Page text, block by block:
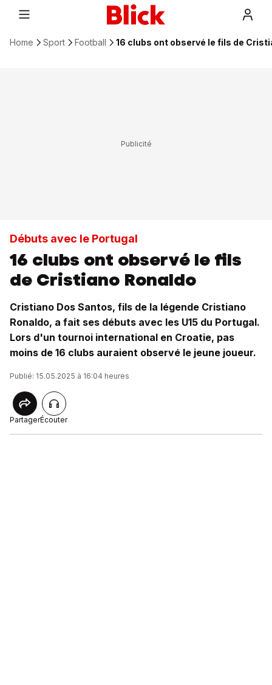
Home Sport Football 16 clubs ont observé le fils de
Débuts avec le Portugal
16 clubs ont observé le fils
de Cristiano Ronaldo
Cristiano Dos Santos, fils de la légende Cristiano
Ronaldo, a fait ses débuts avec les U15 du Portugal.
Lors d'un tournoi international en Croatie, pas
moins de 16 clubs auraient observé le jeune joueur.
Publié: 15.05.2025 à 16:04 heures
PartagerÉcouter